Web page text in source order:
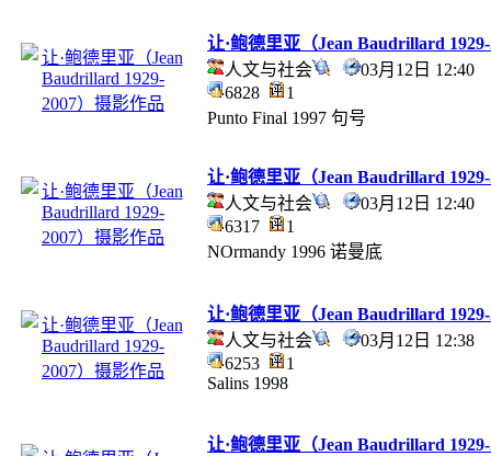
让·鲍德里亚（Jean Baudrillard
人文与社会
03月12日 12:40
6828
1
Punto Final 1997 句号
让·鲍德里亚（Jean Baudrillard
人文与社会
03月12日 12:40
6317
1
NOrmandy 1996 诺曼底
让·鲍德里亚（Jean Baudrillard
人文与社会
03月12日 12:38
6253
1
Salins 1998
让·鲍德里亚（Jean Baudrillard